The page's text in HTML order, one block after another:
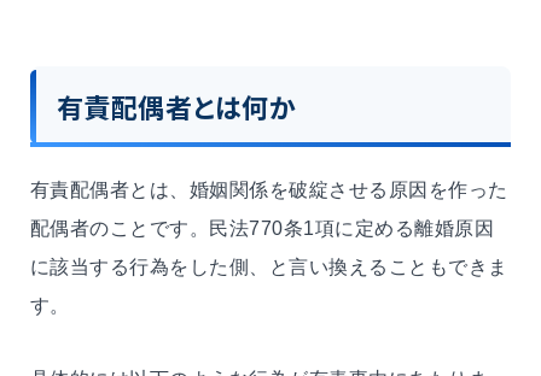
有責配偶者とは何か
有責配偶者とは、婚姻関係を破綻させる原因を作った
配偶者のことです。民法770条1項に定める離婚原因
に該当する行為をした側、と言い換えることもできま
す。